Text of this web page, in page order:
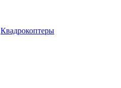
Квадрокоптеры